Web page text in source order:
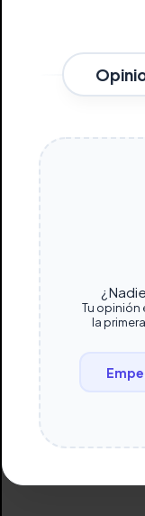
Tu opinión
la